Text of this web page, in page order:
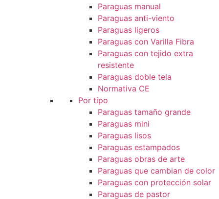
Paraguas manual
Paraguas anti-viento
Paraguas ligeros
Paraguas con Varilla Fibra
Paraguas con tejido extra
resistente
Paraguas doble tela
Normativa CE
Por tipo
Paraguas tamaño grande
Paraguas mini
Paraguas lisos
Paraguas estampados
Paraguas obras de arte
Paraguas que cambian de color
Paraguas con protección solar
Paraguas de pastor